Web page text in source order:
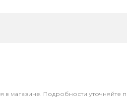
в магазине. Подробности уточняйте